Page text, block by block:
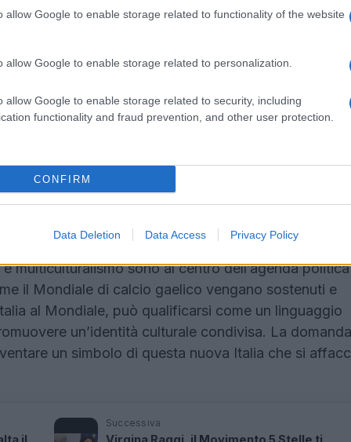
allow Google to enable storage related to functionality of the website
allow Google to enable storage related to personalization.
allow Google to enable storage related to security, including
functionality and fraud prevention, and other user protection.
CONFIRM
Data Deletion Data Access Privacy Policy
un ponte tra culture
pratica a Roma. Sono infatti in aumento i gruppi e
irlandese, coinvolgendo non solo italiani ma
capace di coniugare l’atletismo con le
in assi locali come il club Roma Gaels, dove
e condivisione. Ogni sessione di allenamento non
anche un’occasione per costruire legami di
di crescente apertura e inclusione culturale a
multiculturalismo sono al centro dell’agenda
il Mondiale di calcio gaelico vengano sostenuti e
al Mondiale, può qualificarsi come un linguaggio
un’identità culturale condivisa. La domanda
un simbolo di questa nuova Italia che si
Successiva